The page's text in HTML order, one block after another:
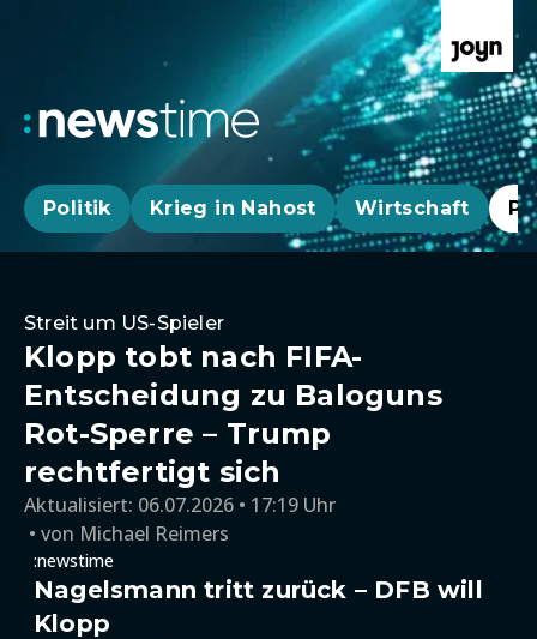
Politik Krieg in Nahost Wirtschaft
Streit um US-Spieler
Klopp tobt nach FIFA-
Entscheidung zu Baloguns
Rot-Sperre – Trump
rechtfertigt sich
Aktualisiert: 06.07.2026 • 17:19 Uhr
von Michael Reimers
:newstime
Nagelsmann tritt zurück – DFB will
Klopp